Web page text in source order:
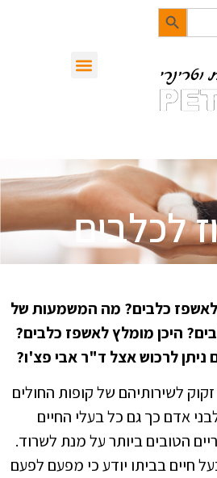
לכלבים
כלבים? מה המשמעות של
היכן מומלץ לאשפז כלבים?
לרכוש אצל ד"ר אבי פצ'ו?
לשירותיהם של קופות החולים
אדם כך גם כל בעלי החיים
הטובים ביותר על מנת לשרוד.
חיים בביתו יודע כי מפעם לפעם